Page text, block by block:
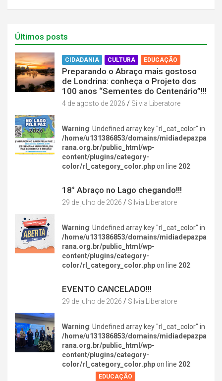
Últimos posts
CIDADANIA CULTURA EDUCAÇÃO
Preparando o Abraço mais gostoso
de Londrina: conheça o Projeto dos
100 anos “Sementes do Centenário”!!!
4 de agosto de 2026 Silvia Liberatore
Warning: Undefined array key "rl_cat_color" in
/home/u131386853/domains/midiadepazpa
rana.org.br/public_html/wp-
content/plugins/category-
color/rl_category_color.phpon line 202
18° Abraço no Lago chegando!!!
29 de julho de 2026 Silvia Liberatore
Warning: Undefined array key "rl_cat_color" in
/home/u131386853/domains/midiadepazpa
rana.org.br/public_html/wp-
content/plugins/category-
color/rl_category_color.phpon line 202
EVENTO CANCELADO!!!
29 de julho de 2026 Silvia Liberatore
Warning: Undefined array key "rl_cat_color" in
/home/u131386853/domains/midiadepazpa
rana.org.br/public_html/wp-
content/plugins/category-
color/rl_category_color.phpon line 202
EDUCAÇÃO